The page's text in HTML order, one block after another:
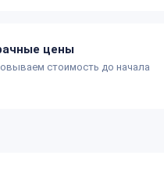
цены
стоимость до начала